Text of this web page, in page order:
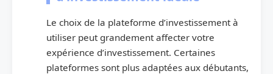
Le choix de la plateforme d’investissement à
utiliser peut grandement affecter votre
expérience d’investissement. Certaines
plateformes sont plus adaptées aux débutants,